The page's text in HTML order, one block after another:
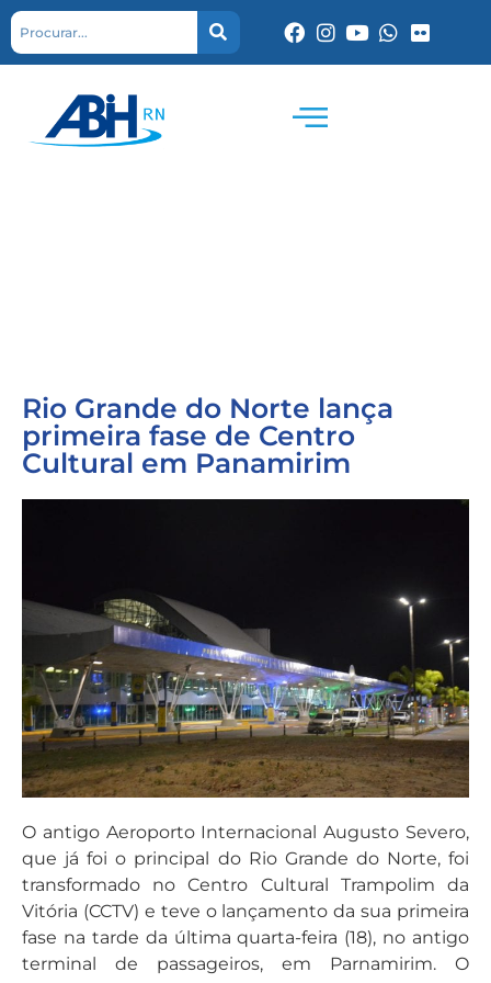
Rio Grande do Norte lança
primeira fase de Centro
Cultural em Panamirim
O antigo Aeroporto Internacional Augusto Severo,
que já foi o principal do Rio Grande do Norte, foi
transformado no Centro Cultural Trampolim da
Vitória (CCTV) e teve o lançamento da sua primeira
fase na tarde da última quarta-feira (18), no antigo
terminal de passageiros, em Parnamirim. O